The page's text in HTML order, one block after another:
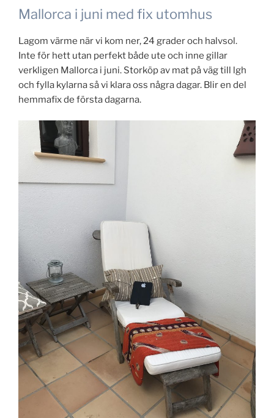
Mallorca i juni med fix utomhus
Lagom värme när vi kom ner, 24 grader och halvsol.
Inte för hett utan perfekt både ute och inne gillar
verkligen Mallorca i juni. Storköp av mat på väg till lgh
och fylla kylarna så vi klara oss några dagar. Blir en del
hemmafix de första dagarna.